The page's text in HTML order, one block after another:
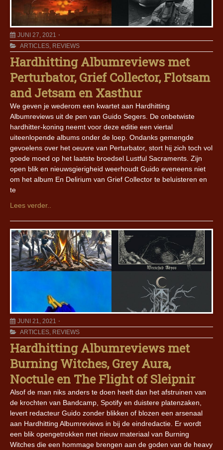
JUNI 27, 2021
ARTICLES, REVIEWS
Hardhitting Albumreviews met
Perturbator, Grief Collector, Flotsam
and Jetsam en Xasthur
We geven je wederom een kwartet aan Hardhitting
Albumreviews uit de pen van Guido Segers. De onbetwiste
hardhitter-koning neemt voor deze editie een viertal
uiteenlopende albums onder de loep. Ondanks gemengde
gevoelens over het oeuvre van Perturbator, stort hij zich toch vol
goede moed op het laatste broedsel Lustful Sacraments. Zijn
open blik en nieuwsgierigheid weerhoudt Guido eveneens niet
om het album En Delirium van Grief Collector te beluisteren en
te
Lees verder..
JUNI 21, 2021
ARTICLES, REVIEWS
Hardhitting Albumreviews met
Burning Witches, Grey Aura,
Noctule en The Flight of Sleipnir
Alsof de man niks anders te doen heeft dan het afstruinen van
de krochten van Bandcamp, Spotify en duistere platenzaken,
levert redacteur Guido zonder blikken of blozen een arsenaal
aan Hardhitting Albumreviews in bij de eindredactie. Er wordt
een blik opengetrokken met nieuw materiaal van Burning
Witches die een hommage brengen aan de goden van de heavy